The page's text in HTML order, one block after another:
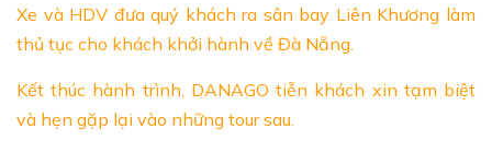
Xe và HDV đưa quý khách ra sân bay Liên Khương làm
thủ tục cho khách khởi hành về Đà Nẵng.
Kết thúc hành trình, DANAGO tiễn khách xin tạm biệt
và hẹn gặp lại vào những tour sau.